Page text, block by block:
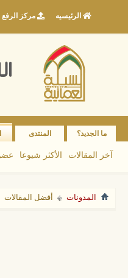
الرئيسيه مركز الرفع
ما الجديد؟ المنتدى
آخر المقالات الأكثر شيوعا
المدونات أفضل المقالات